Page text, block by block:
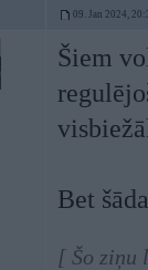
09. Jan 2024,
Šiem
Bet
[ Šo ziņu